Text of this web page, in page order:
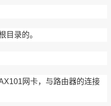
目录的。
网卡，与路由器的连接